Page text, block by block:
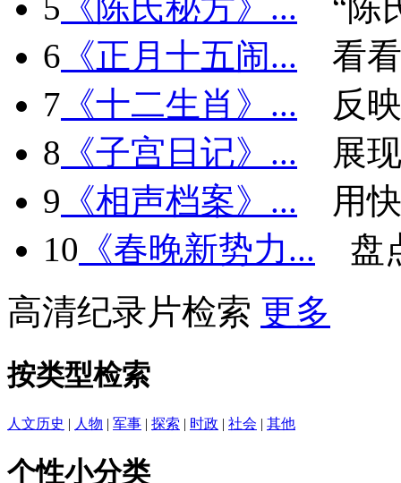
6 《正月十五闹...
看
7 《十二生肖》...
反
8 《子宫日记》...
展
9 《相声档案》...
用
10 《春晚新势力...
盘
高清纪录片检索 更多
按类型检索
人文历史 | 人物 | 军事 | 探索 | 时政 | 社会 | 其他
个性小分类